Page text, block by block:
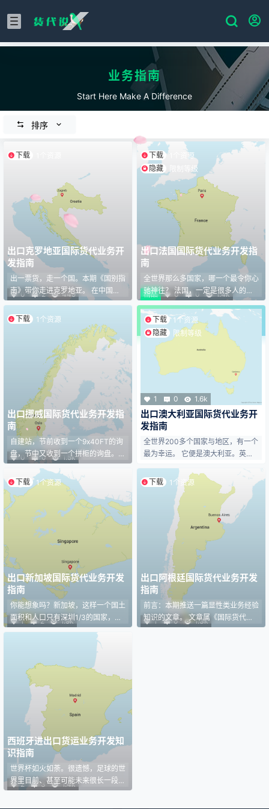
业务指南
Start Here Make A Difference
排序
下载
0 2 449
出口克罗地亚国际货代业务开
发指南
出一票货，走一个国。本期《国别指
南》带你走进克罗地亚。 在中国出
口贸易额的国家排名中，克罗地亚仅
位列第95位。 但一个国土面积只有
宁夏一样大的国家，却能赢得2018
年世界杯亚军。 足球世界里有无限
可能，货代世界里又何尝不是？ 足
够专业，足够热爱，一切皆有可能。
01.基本概要 名称 克罗地亚共和国 C
roatia 语言 克罗地亚语 首都 萨格勒
布 国花 野生鸢尾 地理位置 位于东南
欧，巴尔干半岛西…
下载
1个资源
隐藏
限制等级
精品 0 0 1.4k
出口法国国际货代业务开发指
南
全世界那么多国家，哪一个最令你心
驰神往？ 法国，一定是很多人的梦
想之地，它也一直是全球第一大旅游
目的国。 本期《国别指南》带你走
进法国，这个全世界最浪漫的国家。
出一票货，走一个国。在我看来，不
做法国市场与客户，国际货代生涯是
不完整的，至少是有遗憾的，如果你
也追求诗和远方的话。 2022年，在
中国出口贸易额的国家排名中，法国
仅位列第21位。 以联合国五常之一
的身份和地位来说，这个量级太弱了
些。不过…
下载 1个资源
0 0 1.5k
出口挪威国际货代业务开发指
南
自建站，节前收到一个9x40FT的询
盘，节中又收到一个拼柜的询盘。两
个询盘都来自同一个国家：挪威，北
欧万岛之国。 在2023年中国出口贸
易额的排名中，挪威仅位列第64，
市场不大，货量相对其它国家来说可
能不会很多。 但它仍非常值得去开
发。因为挪威是全球最富裕的国家之
一，其人均收入常年位居世界前列。
一句话，客户有钱，有做高利润的基
础。 货盘实单笔记1：一个40HQ近
25000RMB利润的真实记录，如
果…
下载
1个资源
隐藏
限制等级
1 0 1.6k
出口澳大利亚国际货代业务开
发指南
全世界200多个国家与地区，有一个
最为幸运。 它便是澳大利亚。英语
untry”专门形容它。 可不嘛，国土
面积大，气候宜人，地理位置优越，
又没有受过战争的侵扰。国民不需要
辛苦劳动，只要让牛羊随便吃草，在
地上挖矿就可过高水平的生活。 就
这样，可以躺平的澳大利亚，位列中
国出口最多的国家第十一名。 这个
国家有哪些基础且必要的知识，怎么
开发澳大利亚客户？有哪些心得…
下载 1个资源
1 2 1.9k
出口新加坡国际货代业务开发
指南
你能想象吗？新加坡，这样一个国土
面积和人口只有深圳1/3的国家，却
位列中国出口最多的国家第十名。
《情定新加坡》，我的货代生涯，第
三个单，便出自新加坡的客户。 出
一票货，走一个国。先了解一个国，
再更好地出货。 每个国家有哪些基
础且必要的知识？怎么开发这个市场
的客户？有哪些心得与体会？ 于
是，有了《国际货代业务开发各国指
南》这个序列的创作计划。 刚好本
期新加坡篇也是第三期。一个轮回，
是不是也不忘初心…
下载 1个资源
1 0 1.3k
出口阿根廷国际货代业务开发
指南
前言：本期推送一篇显性类业务经验
知识的文章。 文章属《国际货代业
务开发各国指南》序列，这个专题早
2 3 1.4k
西班牙进出口货运业务开发知
识指南
世界杯如火如荼。很遗憾，足球的世
界里目前、甚至可能未来很长一段时
间都没有中国。 但在贸易上，世界